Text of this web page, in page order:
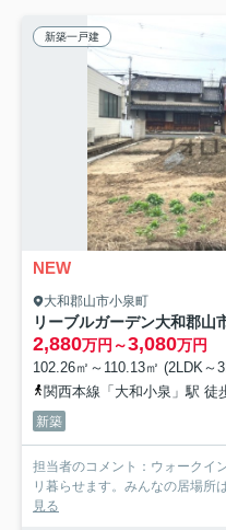
新築一戸建
NEW
大和郡山市小泉町
リーブルガーデン大和郡山
2,880万円～3,080万円
102.26㎡～110.13㎡ (2LDK～
関西本線「大和小泉」駅 徒
新築
担当者のコメント：ウォークイ
リ暮らせます。みんなの居場所
見る